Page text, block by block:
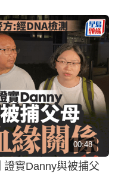
00:48
實Danny與被捕父